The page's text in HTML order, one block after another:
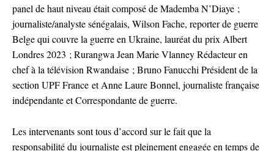
panel de haut niveau était composé de Mademba N’Diaye ;
journaliste/analyste sénégalais, Wilson Fache, reporter de guerre
Belge qui couvre la guerre en Ukraine, lauréat du prix Albert
Londres 2023 ; Rurangwa Jean Marie Vlanney Rédacteur en
chef à la télévision Rwandaise ; Bruno Fanucchi Président de la
section UPF France et Anne Laure Bonnel, journaliste française
indépendante et Correspondante de guerre.
Les intervenants sont tous d’accord sur le fait que la
responsabilité du journaliste est pleinement engagée en temps de